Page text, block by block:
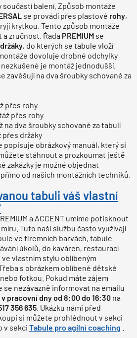
součástí balení. Způsob montáže
se provádí přes plastové rohy,
krytkou. Tento způsob montáže
zručnost. Řada PREMIUM se
držáky, do kterých se tabule vloží
dovoluje drobné odchylky
je montáž jednodušší.
zavěšují na dva šroubky schované za
přes rohy
přes rohy
na dva šroubky schované za tabulí
přes držáky
popisuje obrázkový manuál, který si
stáhnout a prozkoumat ještě
zakázky je možné objednat
od našich montážních techniků.
tabuli váš vlastní
a ACCENT umíme potisknout
Tuto naši službu často využívají
ve firemních barvách, tabule
úkolů, do kaváren, restaurací
vlastním stylu oblíbeným
s obrázkem oblíbené dětské
fotkou. Pokud máte zájem
se nezávazně informovat na emailu
v pracovní dny od 8:00 do 16:30 na
356 635 . Ukázku námi před
si můžete prohlédnout v sekci
v sekci Tabule pro agilní coaching